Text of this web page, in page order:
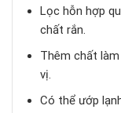
Lọc hỗn hợp
chất rắn.
Thêm chất
vị.
Có thể ướp